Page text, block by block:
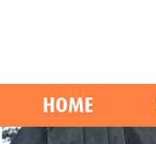
HOME